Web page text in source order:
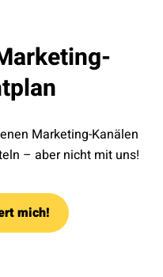
Marketing-Kanälen
– aber nicht mit uns!
mich!